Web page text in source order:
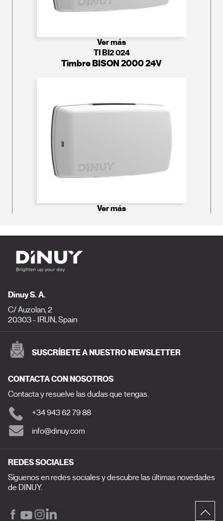
Ver más
TI BI2 024
Timbre BISON 2000 24V
Ver más
Dinuy S. A.
C/ Auzolan, 2
20303 - IRUN, Spain
SUSCRÍBETE A NUESTRO NEWSLETTER
CONTACTA CON NOSOTROS
Contacta y resuelve las dudas que tengas.
+34 943 62 79 88
info@dinuy.com
REDES SOCIALES
Síguenos en redes sociales y descubre las últimas novedades
de DINUY.